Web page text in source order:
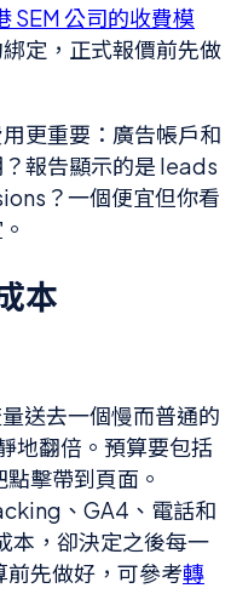
SEM 公司的收費模
定，正式報價前先做
更重要：廣告帳戶和
報告顯示的是 leads
？一個便宜但你看
本
量送去一個慢而普通的
地翻倍。預算要包括
擊帶到頁面。
、GA4、電話和
本，卻決定之後每一
先做好，可參考轉